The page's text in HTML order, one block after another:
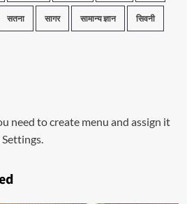
सतना सागर सामान्य ज्ञान सिवनी
need to create menu and assign it